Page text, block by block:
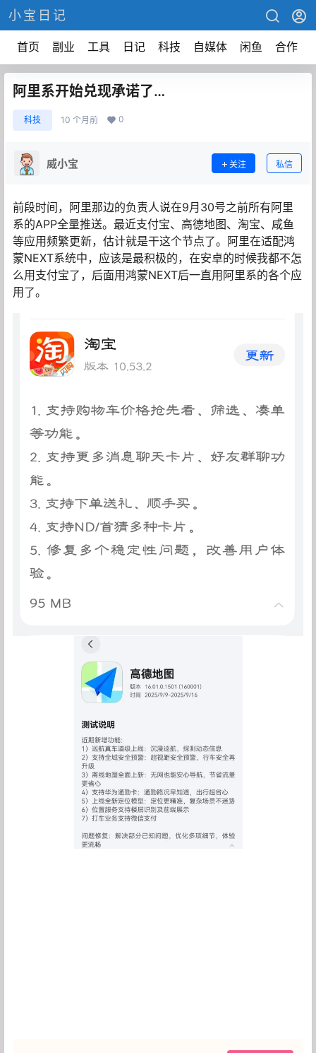
小宝日记
首页 副业 工具 日记 科技 自媒体 闲鱼 合作
阿里系开始兑现承诺了…
科技 10 个月前 0
威小宝 关注 私信
前段时间，阿里那边的负责人说在9月30号之前所有阿里
系的APP全量推送。最近支付宝、高德地图、淘宝、咸鱼
等应用频繁更新，估计就是干这个节点了。阿里在适配鸿
蒙NEXT系统中，应该是最积极的，在安卓的时候我都不怎
么用支付宝了，后面用鸿蒙NEXT后一直用阿里系的各个应
用了。